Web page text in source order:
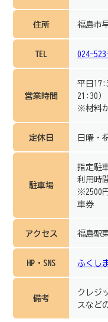
住所 福島市
TEL 024-
営業時間
平日
21:30）
※材料
定休日 日曜・
駐車場
指定駐
利用時
※2500
車券
アクセス 福島駅
HP・SNS ふくし
備考
クレジ
スなど